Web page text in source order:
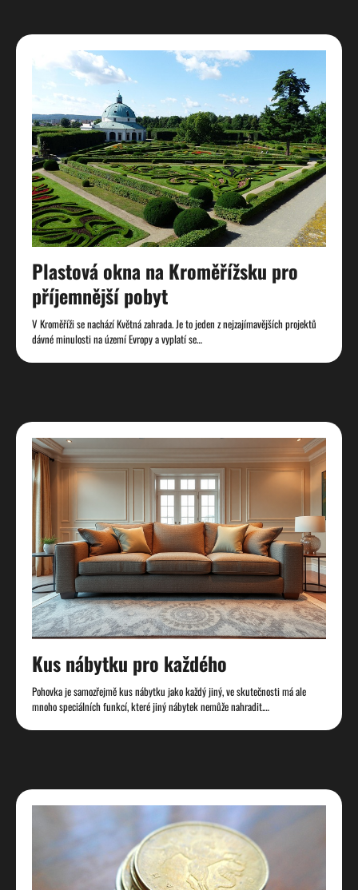
Plastová okna na Kroměřížsku pro
příjemnější pobyt
V Kroměříži se nachází Květná zahrada. Je to jeden z nejzajímavějších projektů
dávné minulosti na území Evropy a vyplatí se…
Kus nábytku pro každého
Pohovka je samozřejmě kus nábytku jako každý jiný, ve skutečnosti má ale
mnoho speciálních funkcí, které jiný nábytek nemůže nahradit.…